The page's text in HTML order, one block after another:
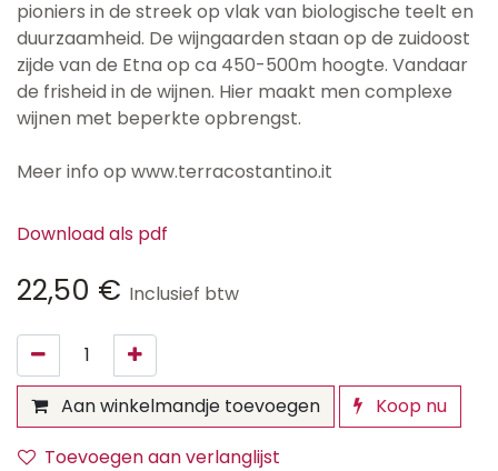
pioniers in de streek op vlak van biologische teelt en
duurzaamheid. De wijngaarden staan op de zuidoost
zijde van de Etna op ca 450-500m hoogte. Vandaar
de frisheid in de wijnen. Hier maakt men complexe
wijnen met beperkte opbrengst.
Meer info op www.terracostantino.it
Download als pdf
22,50 € Inclusief btw
Aan winkelmandje toevoegen
Koop nu
Toevoegen aan verlanglijst